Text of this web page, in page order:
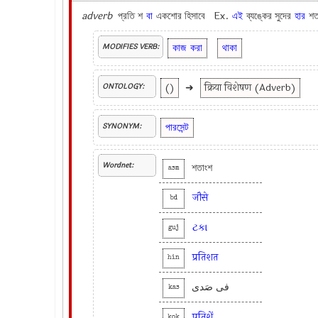
adverb প্রতি শবা একশোর হিসাবে Ex. এই ব্যঙ্কের সুদের হার
MODIFIES VERB: কাজ করা থাকা
ONTOLOGY: () ➜ क्रिया विशेषण (Adverb)
SYNONYM: পারসেন্ট
Wordnet: asm শতাংশ
bd जौसे
guj ટકા
hin प्रतिशत
kas فی صَدی